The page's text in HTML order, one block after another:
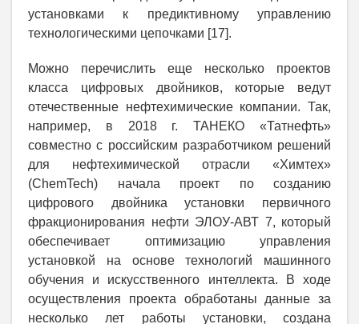
установками к предиктивному управлению
технологическими цепочками [17].
Можно перечислить еще несколько проектов
класса цифровых двойников, которые ведут
отечественные нефтехимические компании. Так,
например, в 2018 г. ТАНЕКО «Татнефть»
совместно с российским разработчиком решений
для нефтехимической отрасли «Химтех»
(ChemTech) начала проект по созданию
цифрового двойника установки первичного
фракционирования нефти ЭЛОУ-АВТ 7, который
обеспечивает оптимизацию управления
установкой на основе технологий машинного
обучения и искусственного интеллекта. В ходе
осуществления проекта обработаны данные за
несколько лет работы установки, создана